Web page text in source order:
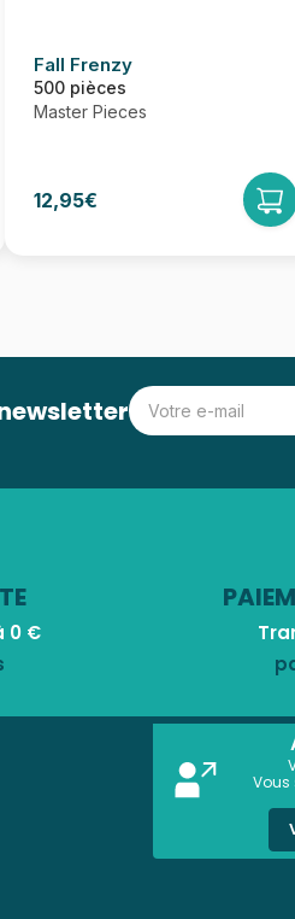
Fall Frenzy
500 pièces
Master Pieces
12,95€
0 €
Vous